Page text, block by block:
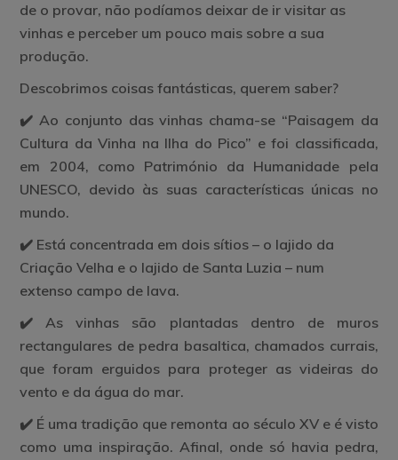
de o provar, não podíamos deixar de ir visitar as
vinhas e perceber um pouco mais sobre a sua
produção.
Descobrimos coisas fantásticas, querem saber?
✔️ Ao conjunto das vinhas chama-se “Paisagem da
Cultura da Vinha na Ilha do Pico” e foi classificada,
em 2004, como Património da Humanidade pela
UNESCO, devido às suas características únicas no
mundo.
✔️ Está concentrada em dois sítios – o lajido da
Criação Velha e o lajido de Santa Luzia – num
extenso campo de lava.
✔️ As vinhas são plantadas dentro de muros
rectangulares de pedra basaltica, chamados currais,
que foram erguidos para proteger as videiras do
vento e da água do mar.
✔️ É uma tradição que remonta ao século XV e é visto
como uma inspiração. Afinal, onde só havia pedra,